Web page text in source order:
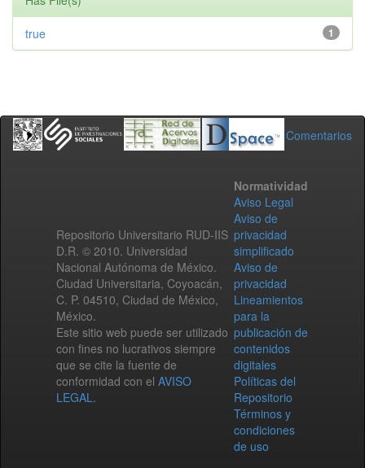
1
true
Comentarios
Repositorio Universitario RUD-IIS
D.R. © 2010. Universidad
Nacional Autónoma de México.
Ciudad Universitaria, Coyoacán,
C. P. 04510, Ciudad de México,
México.
Este sitio web puede ser utilizado
con fines no lucrativos siempre
que se cite la fuente de
conformidad con el AVISO
LEGAL.
Normatividad
Aviso Legal
Aviso de
privacidad
simplificado
Aviso de
privacidad
Lineamientos
para la
publicación de
contenidos
digitales
Políticas del
Repositorio
Términos y
condiciones
de uso